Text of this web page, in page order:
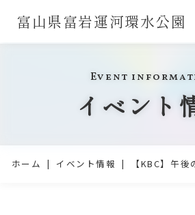
富山県富岩運河環水公園
Event
イベント
ホーム イベント情報 【KBC】午